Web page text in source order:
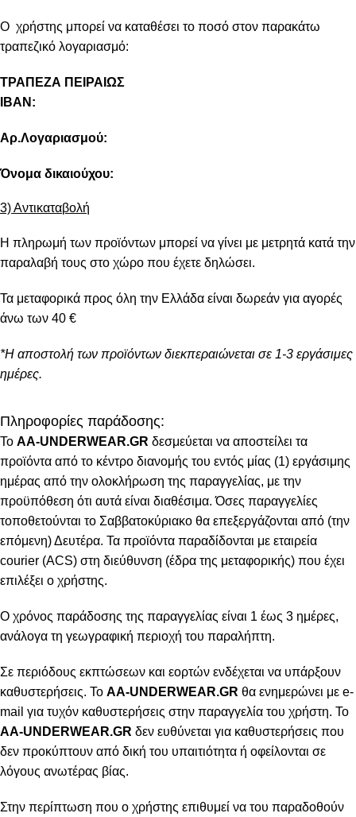
Ο χρήστης μπορεί να καταθέσει το ποσό στον παρακάτω
τραπεζικό λογαριασμό:
ΤΡΑΠΕΖΑ ΠΕΙΡΑΙΩΣ
IBAN:
Αρ.Λογαριασμού:
Όνομα δικαιούχου:
3) Αντικαταβολή
Η πληρωμή των προϊόντων μπορεί να γίνει με μετρητά κατά την
παραλαβή τους στο χώρο που έχετε δηλώσει.
Τα μεταφορικά προς όλη την Ελλάδα είναι δωρεάν για αγορές
άνω των 40 €
*Η αποστολή των προϊόντων διεκπεραιώνεται σε 1-3 εργάσιμες
ημέρες.
Πληροφορίες παράδοσης:
To AA-UNDERWEAR.GR δεσμεύεται να αποστείλει τα
προϊόντα από το κέντρο διανομής του εντός μίας (1) εργάσιμης
ημέρας από την ολοκλήρωση της παραγγελίας, με την
προϋπόθεση ότι αυτά είναι διαθέσιμα. Όσες παραγγελίες
τοποθετούνται το Σαββατοκύριακο θα επεξεργάζονται από (την
επόμενη) Δευτέρα. Τα προϊόντα παραδίδονται με εταιρεία
courier (ACS) στη διεύθυνση (έδρα της μεταφορικής) που έχει
επιλέξει ο χρήστης.
Ο χρόνος παράδοσης της παραγγελίας είναι 1 έως 3 ημέρες,
ανάλογα τη γεωγραφική περιοχή του παραλήπτη.
Σε περιόδους εκπτώσεων και εορτών ενδέχεται να υπάρξουν
καθυστερήσεις. Το AA-UNDERWEAR.GR θα ενημερώνει με e-
mail για τυχόν καθυστερήσεις στην παραγγελία του χρήστη. Το
AA-UNDERWEAR.GR δεν ευθύνεται για καθυστερήσεις που
δεν προκύπτουν από δική του υπαιτιότητα ή οφείλονται σε
λόγους ανωτέρας βίας.
Στην περίπτωση που ο χρήστης επιθυμεί να του παραδοθούν